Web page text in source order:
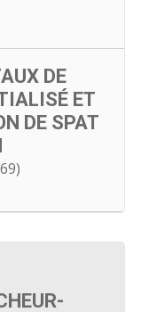
DE
ET
DE SPAT